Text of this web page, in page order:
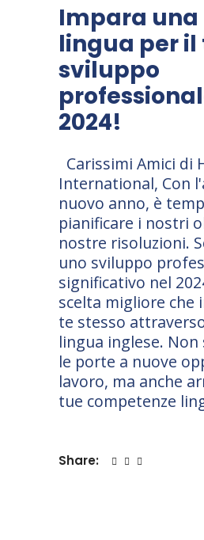
Impara una
lingua per il
sviluppo
2024!
Carissimi Amici di
International, Con
nuovo anno, è
pianificare i nostri
nostre risoluzioni.
uno sviluppo
significativo nel
scelta migliore che
te stesso
lingua inglese.
le porte a nuove
lavoro, ma anche
tue competenze
Share: